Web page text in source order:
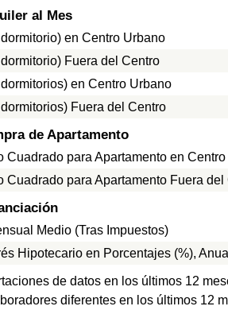
al Mes
en Centro Urbano
Fuera del Centro
en Centro Urbano
Fuera del Centro
de Apartamento
Cuadrado para Apartamento en
Cuadrado para Apartamento Fuera del
Medio (Tras Impuestos)
Hipotecario en Porcentajes (%),
de datos en los últimos 12
diferentes en los últimos 12